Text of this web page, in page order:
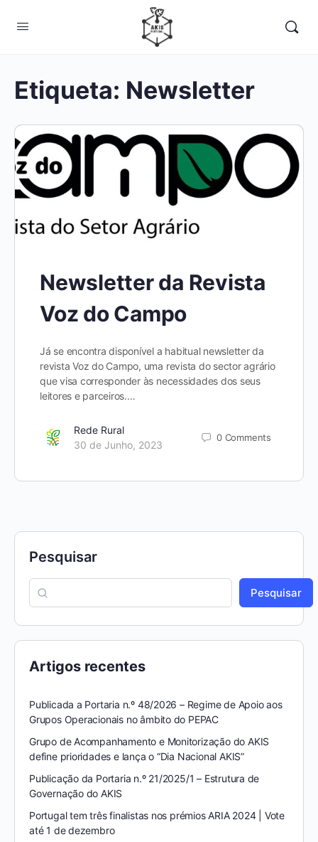
Etiqueta: Newsletter
Newsletter da Revista
Voz do Campo
Já se encontra disponível a habitual newsletter da
revista Voz do Campo, uma revista do sector agrário
que visa corresponder às necessidades dos seus
leitores e parceiros.…
Rede Rural
30 de Junho, 2023
0 Comments
Pesquisar
Pesquisar
Artigos recentes
Publicada a Portaria n.º 48/2026 – Regime de Apoio aos
Grupos Operacionais no âmbito do PEPAC
Grupo de Acompanhamento e Monitorização do AKIS
define prioridades e lança o “Dia Nacional AKIS”
Publicação da Portaria n.º 21/2025/1 – Estrutura de
Governação do AKIS
Portugal tem três finalistas nos prémios ARIA 2024 | Vote
até 1 de dezembro